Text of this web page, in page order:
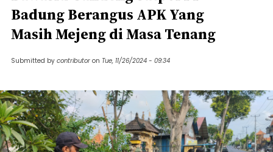
Badung Berangus APK Yang
Masih Mejeng di Masa Tenang
Submitted by contributor on Tue, 11/26/2024 - 09:34